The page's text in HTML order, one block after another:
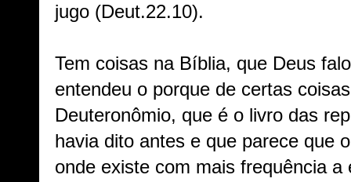
jugo (Deut.22.10).
Tem coisas na Bíblia, que Deus
entendeu o porque de certas
Deuteronômio, que é o livro das
havia dito antes e que parece que
onde existe com mais frequência